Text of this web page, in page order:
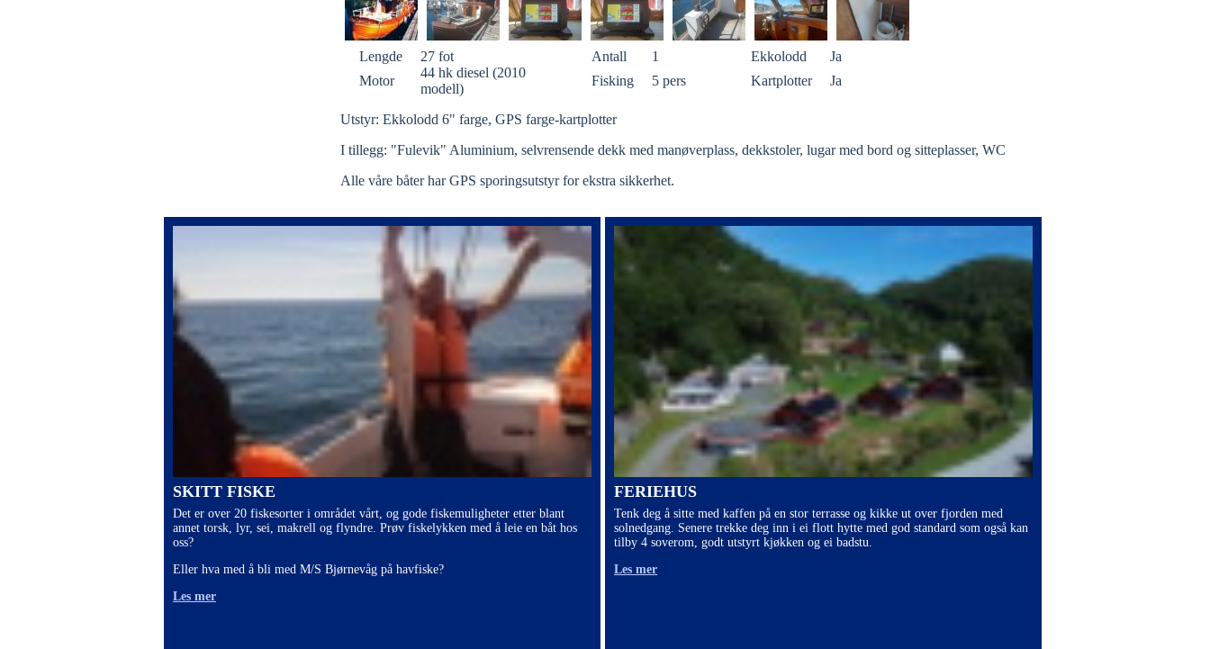
Lengde 27 fot Antall 1 Ekkolodd
Ja
Motor
44 hk diesel (2010
modell)
Fisking 5 pers Kartplotter Ja
Utstyr: Ekkolodd 6" farge, GPS farge-kartplotter
I tillegg: "Fulevik" Aluminium, selvrensende dekk med manøverplass, dekkstoler, lugar med bord og sitteplasser, WC
Alle våre båter har GPS sporingsutstyr for ekstra sikkerhet.
SKITT FISKE
Det er over 20 fiskesorter i området vårt, og gode fiskemuligheter etter blant
annet torsk, lyr, sei, makrell og flyndre. Prøv fiskelykken med å leie en båt hos
oss?
Eller hva med å bli med M/S Bjørnevåg på havfiske?
Les mer
FERIEHUS
Tenk deg å sitte med kaffen på en stor terrasse og kikke ut over fjorden med
solnedgang. Senere trekke deg inn i ei flott hytte med god standard som også kan
tilby 4 soverom, godt utstyrt kjøkken og ei badstu.
Les mer